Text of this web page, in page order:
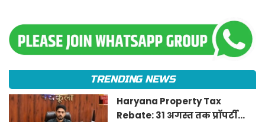
TRENDING NEWS
Haryana Property Tax
Rebate: 31 अगस्त तक प्रॉपर्टी